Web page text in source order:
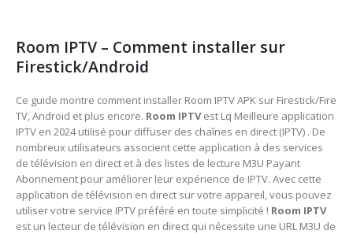
Room IPTV – Comment installer sur
Firestick/Android
Ce guide montre comment installer Room IPTV APK sur Firestick/Fire
TV, Android et plus encore. Room IPTVest Lq Meilleure application
IPTV en 2024 utilisé pour diffuser des chaînes en direct (IPTV) . De
nombreux utilisateurs associent cette application à des services
de télévision en direct et à des listes de lecture M3U Payant
Abonnement pour améliorer leur expérience de IPTV. Avec cette
application de télévision en direct sur votre appareil, vous pouvez
utiliser votre service IPTV préféré en toute simplicité ! Room IPTV
est un lecteur de télévision en direct qui nécessite une URL M3U de